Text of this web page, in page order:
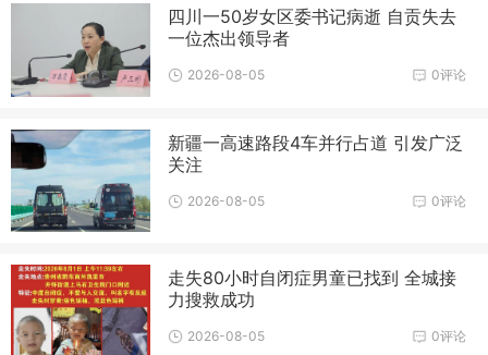
四川一50岁女区委书记病逝 自贡失去
一位杰出领导者
0评论
2026-08-05
新疆一高速路段4车并行占道 引发广泛
关注
0评论
2026-08-05
走失80小时自闭症男童已找到 全城接
力搜救成功
0评论
2026-08-05